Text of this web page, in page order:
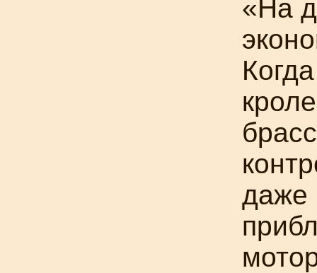
«На
даже